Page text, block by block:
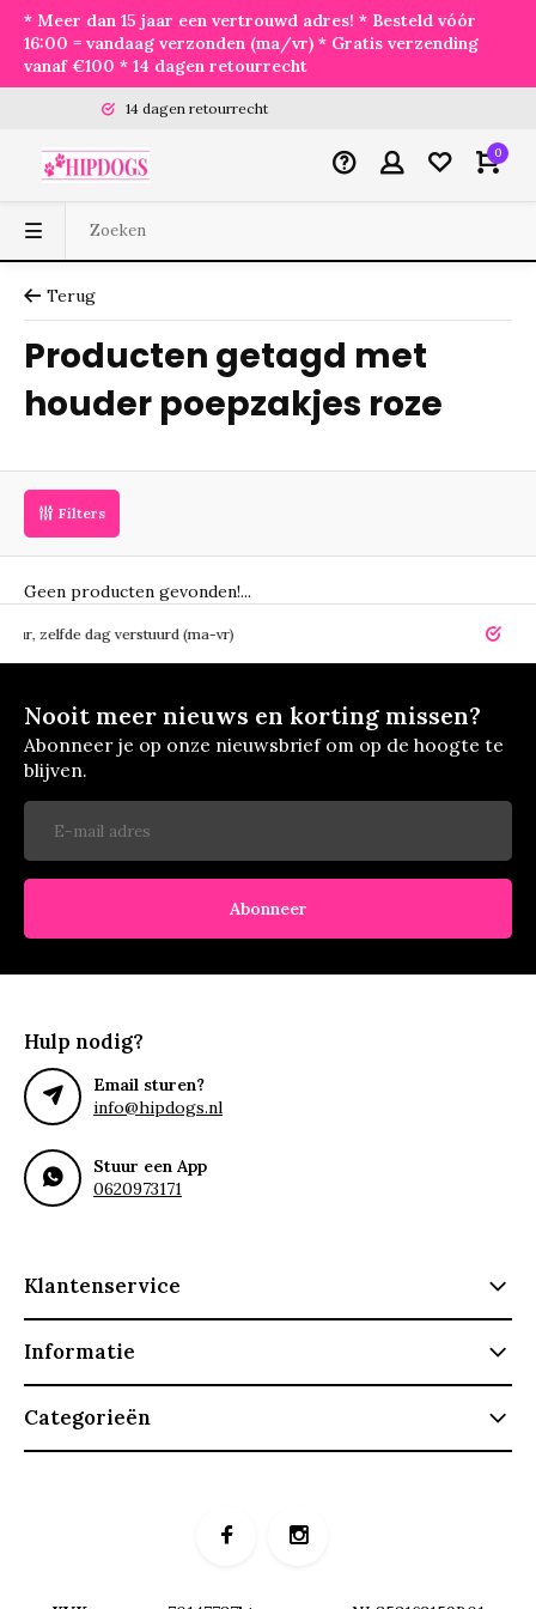
* Meer dan 15 jaar een vertrouwd adres! * Besteld vóór
16:00 = vandaag verzonden (ma/vr) * Gratis verzending
vanaf €100 * 14 dagen retourrecht
14 dagen retourrecht
0
Terug
Producten getagd met
houder poepzakjes roze
Filters
Geen producten gevonden!...
dag verstuurd (ma-vr) 14 dagen
Nooit meer nieuws en korting missen?
Abonneer je op onze nieuwsbrief om op de hoogte te
blijven.
Abonneer
Hulp nodig?
Email sturen?
info@hipdogs.nl
Stuur een App
0620973171
Klantenservice
Informatie
Categorieën